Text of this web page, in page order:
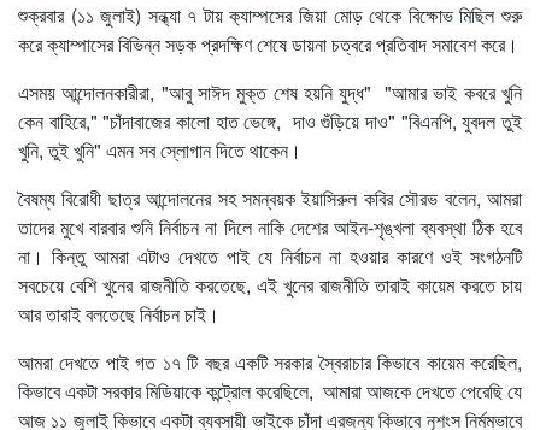
শুক্রবার (১১ জুলাই) সন্ধ্যা ৭ টায় ক‍্যাম্পসের জিয়া মোড় থেকে বিক্ষোভ মিছিল শুরু
করে ক্যাম্পাসের বিভিন্ন সড়ক প্রদক্ষিণ শেষে ডায়না চত্বরে প্রতিবাদ সমাবেশ করে।
এসময় আন্দোলনকারীরা, "আবু সাঈদ মুক্ত শেষ হয়নি যুদ্ধ" "আমার ভাই কবরে খুনি
কেন বাহিরে," "চাঁদাবাজের কালো হাত ভেঙ্গে, দাও গুঁড়িয়ে দাও" "বিএনপি, যুবদল তুই
খুনি, তুই খুনি" এমন সব স্লোগান দিতে থাকেন।
বৈষম্য বিরোধী ছাত্র আন্দোলনের সহ সমন্বয়ক ইয়াসিরুল কবির সৌরভ বলেন, আমরা
তাদের মুখে বারবার শুনি নির্বাচন না দিলে নাকি দেশের আইন-শৃঙ্খলা ব্যবস্থা ঠিক হবে
না। কিন্তু আমরা এটাও দেখতে পাই যে নির্বাচন না হওয়ার কারণে ওই সংগঠনটি
সবচেয়ে বেশি খুনের রাজনীতি করতেছে, এই খুনের রাজনীতি তারাই কায়েম করতে চায়
আর তারাই বলতেছে নির্বাচন চাই।
আমরা দেখতে পাই গত ১৭ টি বছর একটি সরকার স্বৈরাচার কিভাবে কায়েম করেছিল,
কিভাবে একটা সরকার মিডিয়াকে কন্ট্রোল করেছিলে, আমারা আজকে দেখতে পেরেছি যে
আজ ১১ জুলাই কিভাবে একটা ব্যবসায়ী ভাইকে চাঁদা এরজন্য কিভাবে নৃশংস নির্মমভাবে